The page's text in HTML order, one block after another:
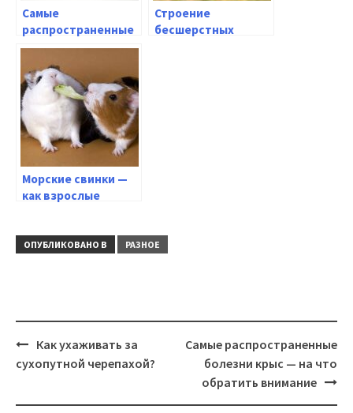
Самые
распространенные
болезни крыс — на
что обратить
внимание
Строение
бесшерстных
Морские свинки —
как взрослые
другом?
ОПУБЛИКОВАНО В РАЗНОЕ
Навигация
Как ухаживать за
сухопутной черепахой?
Самые распространенные
болезни крыс — на что
обратить внимание